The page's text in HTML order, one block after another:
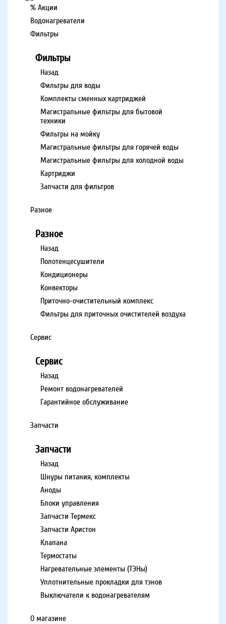
% Акции
Водонагреватели
Фильтры
Фильтры
Назад
Фильтры для воды
Комплекты сменных картриджей
Магистральные фильтры для бытовой
техники
Фильтры на мойку
Магистральные фильтры для горячей воды
Магистральные фильтры для холодной воды
Картриджи
Запчасти для фильтров
Разное
Разное
Назад
Полотенцесушители
Кондиционеры
Конвекторы
Приточно-очистительный комплекс
Фильтры для приточных очистителей воздуха
Сервис
Сервис
Назад
Ремонт водонагревателей
Гарантийное обслуживание
Запчасти
Запчасти
Назад
Шнуры питания, комплекты
Аноды
Блоки управления
Запчасти Термекс
Запчасти Аристон
Клапана
Термостаты
Нагревательные элементы (ТЭНы)
Уплотнительные прокладки для тэнов
Выключатели к водонагревателям
О магазине